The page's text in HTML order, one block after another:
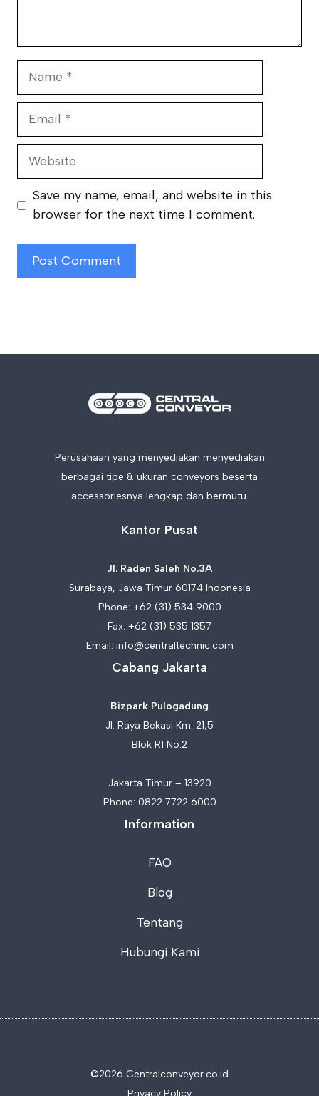
Website
Save my name, email, and website in this
browser for the next time I comment.
Perusahaan yang menyediakan menyediakan
berbagai tipe & ukuran conveyors beserta
accessoriesnya lengkap dan bermutu.
Kantor Pusat
Jl. Raden Saleh No.3A
Surabaya, Jawa Timur 60174 Indonesia
Phone: +62 (31) 534 9000
Fax: +62 (31) 535 1357
Email: info@centraltechnic.com
Cabang Jakarta
Bizpark Pulogadung
Jl. Raya Bekasi Km. 21,5
Blok R1 No.2
Jakarta Timur – 13920
Phone: 0822 7722 6000
Information
FAQ
Blog
Tentang
Hubungi Kami
©2026 Centralconveyor.co.id